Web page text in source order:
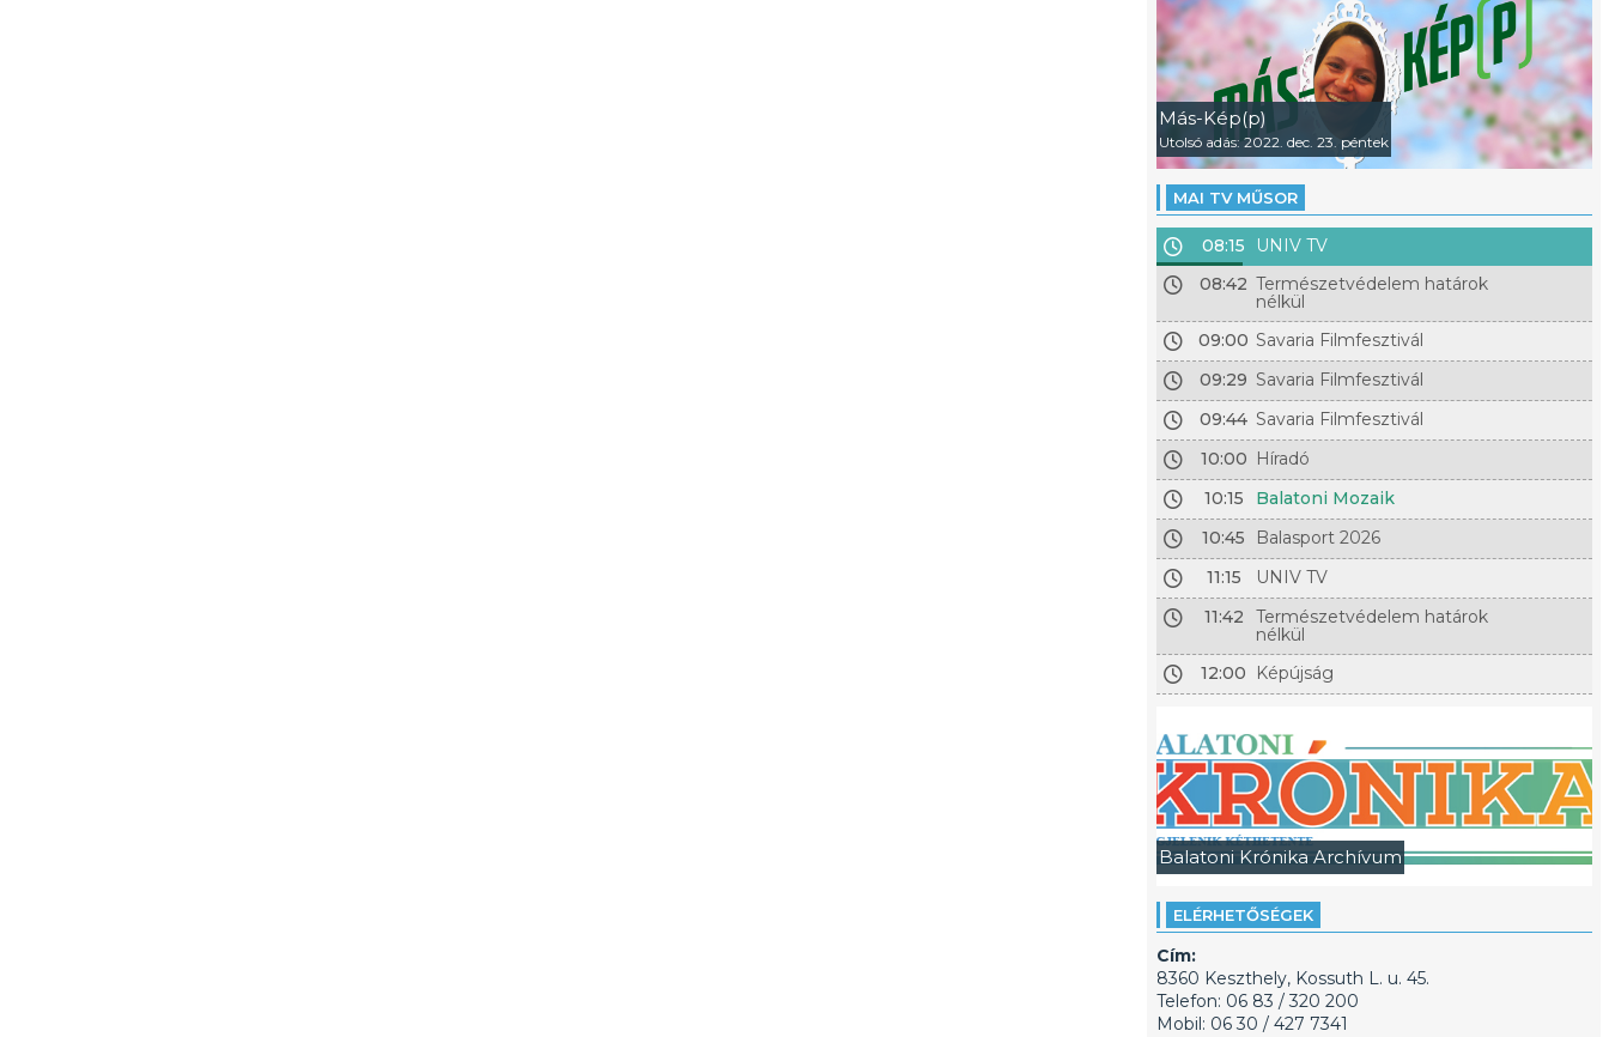
Más-Kép(p)
Utolsó adás: 2022. dec. 23. péntek
MAI TV MŰSOR
08:15
UNIV TV
08:42 Természetvédelem határok
nélkül
09:00 Savaria Filmfesztivál
09:29 Savaria Filmfesztivál
09:44 Savaria Filmfesztivál
10:00 Híradó
10:15
Balatoni Mozaik
10:45
Balasport 2026
11:15
UNIV TV
11:42
Természetvédelem határok
nélkül
12:00
Képújság
Balatoni Krónika Archívum
ELÉRHETŐSÉGEK
Cím:
8360 Keszthely, Kossuth L. u. 45.
Telefon: 06 83 / 320 200
Mobil: 06 30 / 427 7341